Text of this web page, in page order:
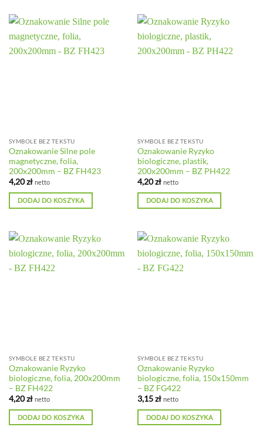
SYMBOLE BEZ TEKSTU
Oznakowanie Silne pole
magnetyczne, folia,
200x200mm – BZ FH423
4,20zł netto
DODAJ DO KOSZYKA
SYMBOLE BEZ TEKSTU
Oznakowanie Ryzyko
biologiczne, plastik,
200x200mm – BZ PH422
4,20zł netto
DODAJ DO KOSZYKA
SYMBOLE BEZ TEKSTU
Oznakowanie Ryzyko
biologiczne, folia, 200x200mm
– BZ FH422
4,20zł netto
DODAJ DO KOSZYKA
SYMBOLE BEZ TEKSTU
Oznakowanie Ryzyko
biologiczne, folia, 150x150mm
– BZ FG422
3,15zł netto
DODAJ DO KOSZYKA